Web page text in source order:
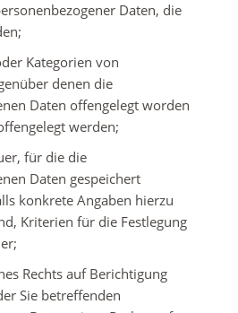
Daten, die
Kategorien von
denen die
Daten offengelegt worden
werden;
für die die
Daten gespeichert
konkrete Angaben hierzu
Kriterien für die Festlegung
Rechts auf Berichtigung
Sie betreffenden